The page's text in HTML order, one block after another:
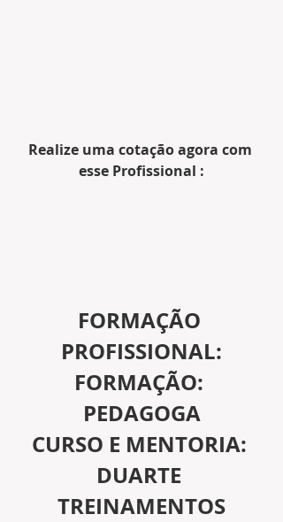
Realize uma cotação agora com
esse Profissional :
FORMAÇÃO
PROFISSIONAL:
FORMAÇÃO:
PEDAGOGA
CURSO E MENTORIA:
DUARTE
TREINAMENTOS